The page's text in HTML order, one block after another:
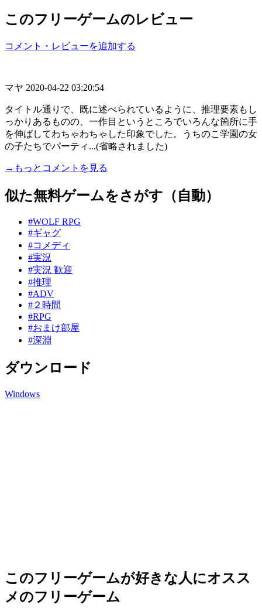
このフリーゲームのレビュー
コメント・レビューを追加する
マヤ 2020-04-22 03:20:54
タイトル通りで、既に述べられているように、推理要素もし
っかりあるものの、一作目というところでいろんな箇所に手
を伸ばしてわちゃわちゃした印象でした。うちのこ学園の女
の子たちでパーティ...(省略されました)
→もっとコメントを見る
似た無料ゲームをさがす（自動）
#WOLF RPG
#ギャグ
#コメディ
#実況
#実況 歓迎
#推理
#ADV
#２時間
#RPG
#おまけ部屋
#深淵
ダウンロード
Windows
このフリーゲームが好きな人にオスス
メのフリーゲーム